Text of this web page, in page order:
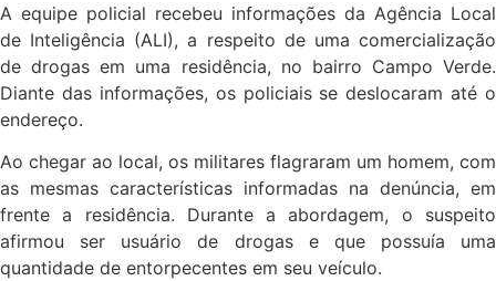
A equipe policial recebeu informações da Agência Local
de Inteligência (ALI), a respeito de uma comercialização
de drogas em uma residência, no bairro Campo Verde.
Diante das informações, os policiais se deslocaram até o
endereço.
Ao chegar ao local, os militares flagraram um homem, com
as mesmas características informadas na denúncia, em
frente a residência. Durante a abordagem, o suspeito
afirmou ser usuário de drogas e que possuía uma
quantidade de entorpecentes em seu veículo.